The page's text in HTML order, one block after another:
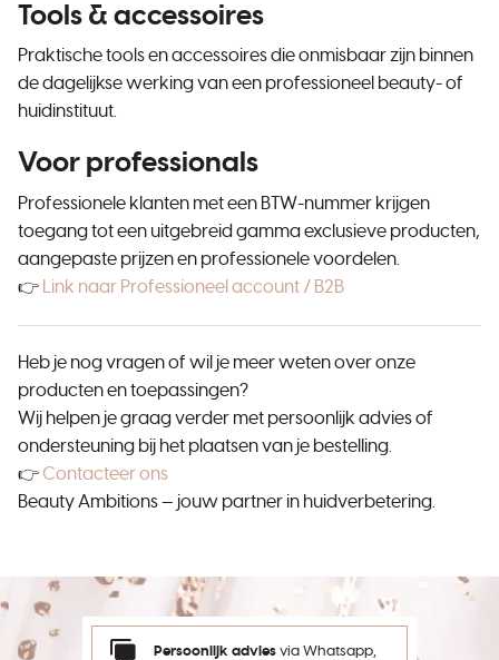
Tools & accessoires
Praktische tools en accessoires die onmisbaar zijn binnen
de dagelijkse werking van een professioneel beauty- of
huidinstituut.
Voor professionals
Professionele klanten met een BTW-nummer krijgen
toegang tot een uitgebreid gamma exclusieve producten,
aangepaste prijzen en professionele voordelen.
👉
Link naar Professioneel account / B2B
Heb je nog vragen of wil je meer weten over onze
producten en toepassingen?
Wij helpen je graag verder met persoonlijk advies of
ondersteuning bij het plaatsen van je bestelling.
👉 Contacteer ons
Beauty Ambitions — jouw partner in huidverbetering.
Persoonlijk advies via Whatsapp,